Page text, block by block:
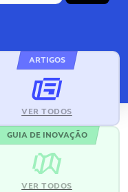
ARTIGOS
VER TODOS
GUIA DE INOVAÇÃO
VER TODOS